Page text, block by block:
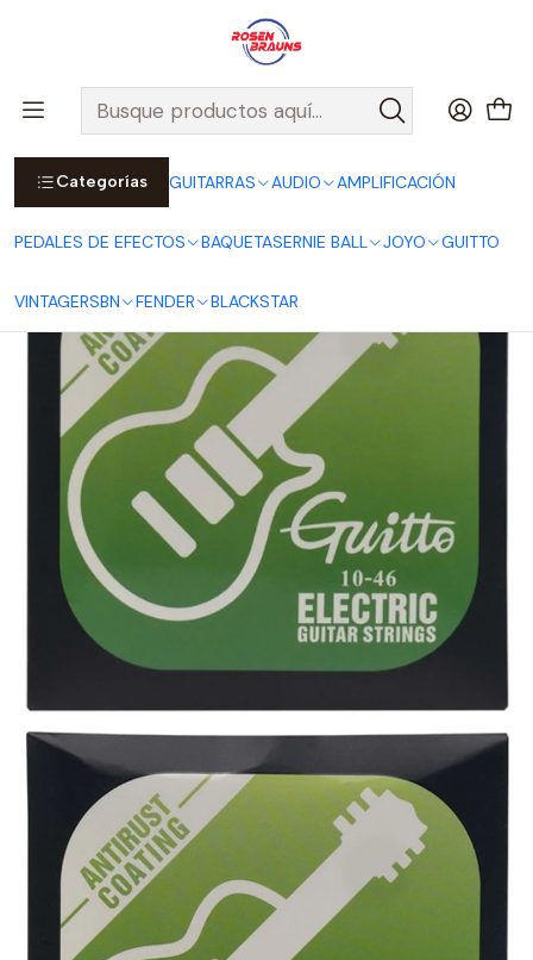
Categorías GUITARRAS AUDIO AMPLIFICACIÓN
PEDALES DE EFECTOS BAQUETASERNIE BALL JOYO GUITTO
VINTAGERSBN FENDER BLACKSTAR
Por compras sobre $25.000 en Santiago urbano, Colina o
Padre Hurtado, incluimos el despacho!
Ver Detalles
GUITTO Cuerdas para Guitarra Eléctrica 10-46